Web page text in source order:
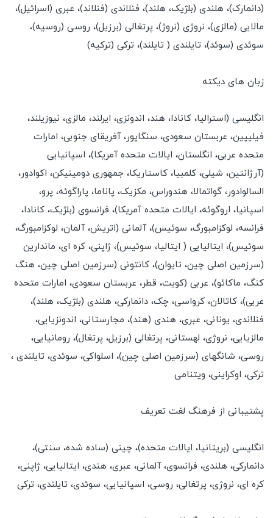
(دانمارک)، هلندی (بلژیک، هلند)، فنلاندی (فنلاند)، عبری (اسرائیل)،
مالایی (مالزی)، نروژی (نروژ)، پرتغالی (برزیل)، روسی (روسیه)،
سوئدی (سوئد)، تایلندی ( تایلند)، ترکی (ترکیه)
زبان های دیکته
انگلیسی (استرالیا، کانادا، هند، اندونزی، ایرلند، مالزی، نیوزیلند،
فیلیپین، عربستان سعودی، سنگاپور، آفریقای جنوبی، امارات
متحده عربی، انگلستان، ایالات متحده آمریکا)، اسپانیایی
(آرژانتین، شیلی، کلمبیا، کاستاریکا، جمهوری دومینیکن، اکوادور،
السالوادور، گواتمالا، هندوراس، مکزیک، پاناما، پاراگوئه، پرو،
اسپانیا، اروگوئه، ایالات متحده آمریکا)، فرانسوی (بلژیک، کانادا،
فرانسه، لوکزامبورگ، سوئیس)، آلمانی (اتریش، آلمان، لوکزامبورگ،
سوئیس)، ایتالیایی ( ایتالیا، سوئیس)، ژاپنی، کره ای، ماندارین
(سرزمین اصلی چین، تایوان)، کانتونی (سرزمین اصلی چین، هنگ
کنگ، ماکائو)، عربی (کویت، قطر، عربستان سعودی، امارات متحده
عربی)، کاتالان، کرواسی، چک، دانمارکی، هلندی (بلژیک، هلند)،
فنلاندی، یونانی، عبری، هندی (هند)، مجارستانی، اندونزیایی،
مالزیایی، نروژی، لهستانی، پرتغالی (برزیل، پرتغال)، رومانیایی،
روسی، شانگهای (سرزمین اصلی چین)، اسلواکی، سوئدی، تایلندی ،
ترکی، اوکراینی، ویتنامی
پشتیبانی از فرهنگ لغت تعریف
انگلیسی (بریتانیا، ایالات متحده)، چینی (ساده شده، سنتی)،
دانمارکی، هلندی، فرانسوی، آلمانی، عبری، هندی، ایتالیایی، ژاپنی،
کره ای، نروژی، پرتغالی، روسی، اسپانیایی، سوئدی، تایلندی، ترکی